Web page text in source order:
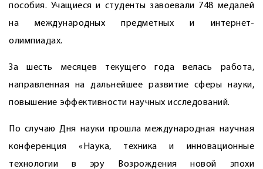
пособия. Учащиеся и студенты завоевали 748 медалей
на международных предметных и интернет-
олимпиадах.
За шесть месяцев текущего года велась работа,
направленная на дальнейшее развитие сферы науки,
повышение эффективности научных исследований.
По случаю Дня науки прошла международная научная
конференция «Наука, техника и инновационные
технологии в эру Возрождения новой эпохи